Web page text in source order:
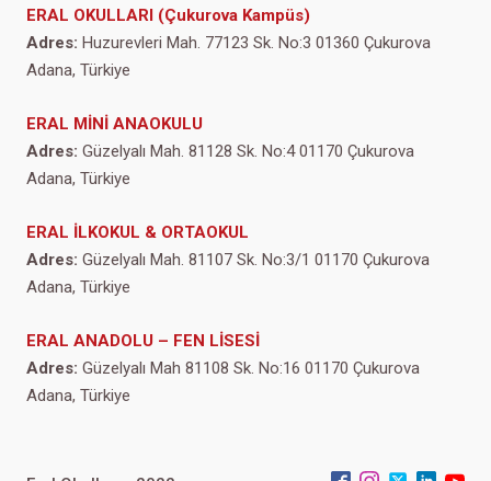
ERAL OKULLARI (Çukurova Kampüs)
Adres: Huzurevleri Mah. 77123 Sk. No:3 01360 Çukurova
Adana, Türkiye
ERAL MİNİ ANAOKULU
Adres: Güzelyalı Mah. 81128 Sk. No:4 01170 Çukurova
Adana, Türkiye
ERAL İLKOKUL & ORTAOKUL
Adres: Güzelyalı Mah. 81107 Sk. No:3/1 01170 Çukurova
Adana, Türkiye
ERAL ANADOLU – FEN LİSESİ
Adres: Güzelyalı Mah 81108 Sk. No:16 01170 Çukurova
Adana, Türkiye